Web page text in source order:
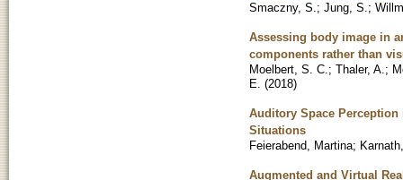
Smaczny, S. ; Jung, S. ;
Assessing body image in
components rather than
Moelbert, S. C. ; Thaler, A. ;
E. (2018)
Auditory Space
Situations
Feierabend, Martina;
Augmented and Virtual